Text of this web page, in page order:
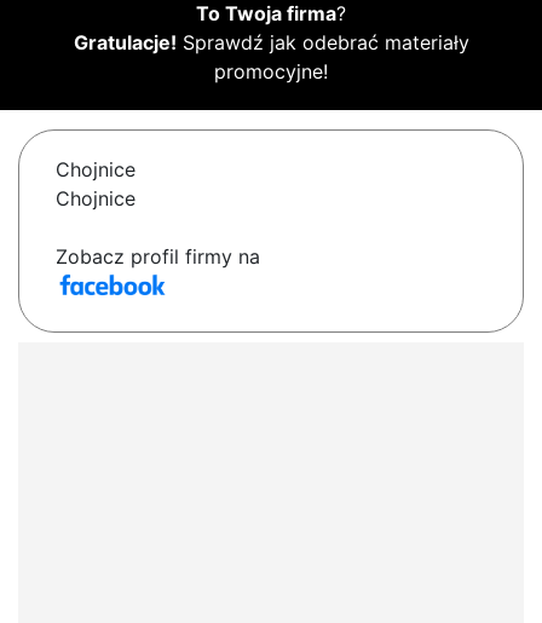
To Twoja firma?
Gratulacje! Sprawdź jak odebrać materiały
promocyjne!
Chojnice
Chojnice
Zobacz profil firmy na